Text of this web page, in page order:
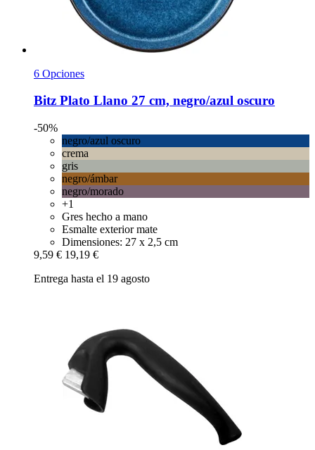
6 Opciones
Bitz Plato Llano 27 cm, negro/azul oscuro
-50%
negro/azul oscuro
crema
gris
negro/ámbar
negro/morado
+1
Gres hecho a mano
Esmalte exterior mate
Dimensiones: 27 x 2,5 cm
9,59 € 19,19 €
Entrega hasta el 19 agosto